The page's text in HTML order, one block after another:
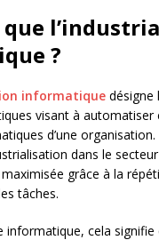
que
?
informatique désigne
visant à automatiser
d’une organisation.
dans le
grâce à la
tâches.
informatique, cela signifie